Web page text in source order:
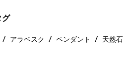
グ
アラベスク ペンダント 天然石